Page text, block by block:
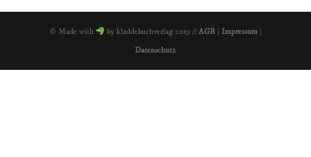
© Made with by kladdebuchverlag 2019 //AGB |Impressum |
Datenschutz